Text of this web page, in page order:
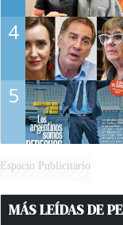
4
5
Espacio Publicitario
MÁS LEÍDAS DE